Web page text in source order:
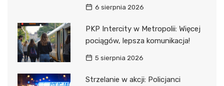
6 sierpnia 2026
PKP Intercity w Metropolii: Więcej
pociągów, lepsza komunikacja!
5 sierpnia 2026
Strzelanie w akcji: Policjanci